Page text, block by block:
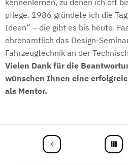
kennenlernen, zu denen ich oft
pflege. 1986 gründete ich die
Ideen“ – die gibt es bis heute.
ehrenamtlich das Design-
Fahrzeugtechnik an der
Vielen Dank für die
wünschen Ihnen eine
als Mentor.